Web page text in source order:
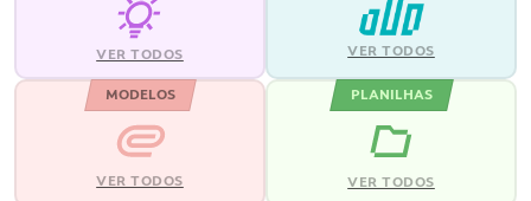
VER TODOS VER TODOS
MODELOS
VER TODOS
PLANILHAS
VER TODOS